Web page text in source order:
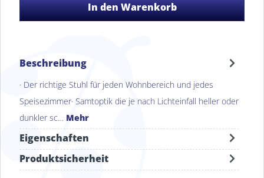
Beschreibung
· Der richtige Stuhl für jeden Wohnbereich und jedes
Speisezimmer· Samtoptik die je nach Lichteinfall heller oder
dunkler sc… Mehr
Eigenschaften
Produktsicherheit
In den Warenkorb